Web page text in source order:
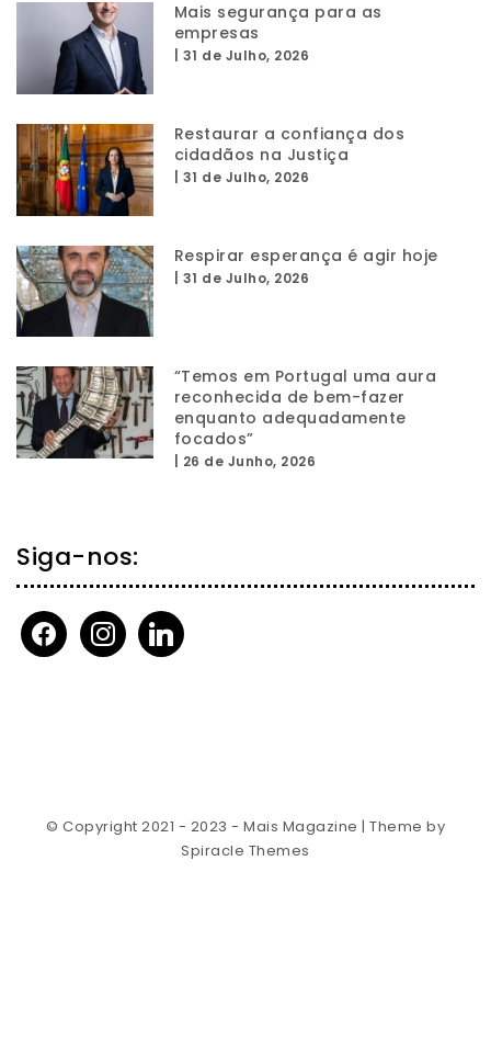
Mais segurança para as
empresas
31 de Julho, 2026
Restaurar a confiança dos
cidadãos na Justiça
31 de Julho, 2026
Respirar esperança é agir hoje
31 de Julho, 2026
“Temos em Portugal uma aura
reconhecida de bem-fazer
enquanto adequadamente
focados”
26 de Junho, 2026
Siga-nos:
facebookinstagramlinkedin
© Copyright 2021 - 2023 - Mais Magazine | Theme by
Spiracle Themes